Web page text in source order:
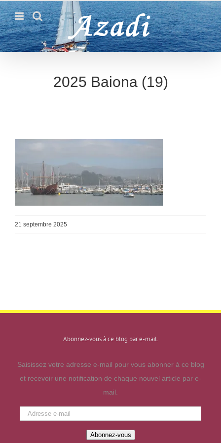
Passer
au
contenu
2025 Baiona (19)
21 septembre 2025
Abonnez-vous à ce blog par e-mail.
Saisissez votre adresse e-mail pour vous abonner à ce blog
et recevoir une notification de chaque nouvel article par e-
mail.
Adresse
Abonnez-vous